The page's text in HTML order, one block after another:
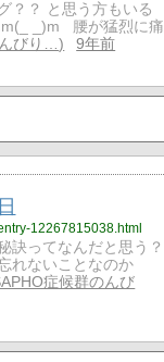
？？ と思う方もいる
m(_ _)m 腰が猛烈に痛
びり…
9年前
12267815038.html
訣ってなんだと思う？
れないことなのか
症候群のんび